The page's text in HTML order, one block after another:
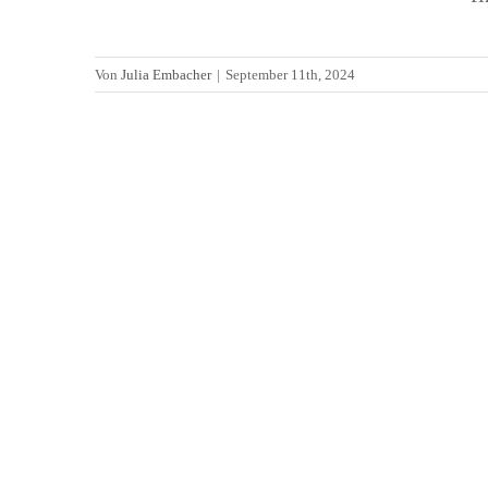
Von Julia Embacher | September 11th, 2024